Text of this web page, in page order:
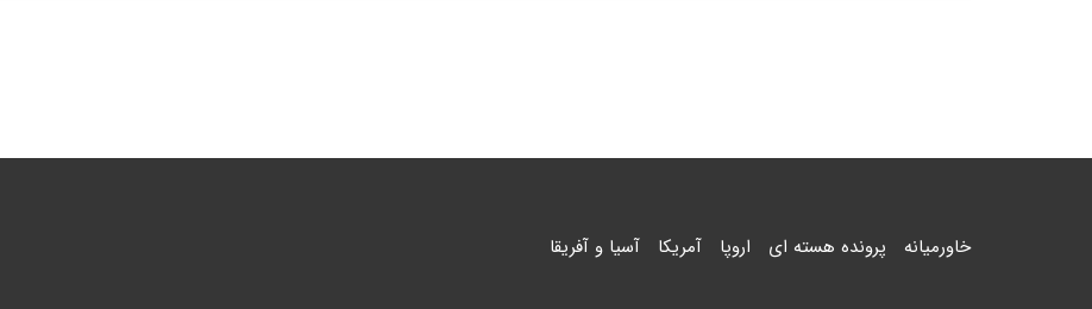
خاورمیانه پرونده هسته ای اروپا آمریکا آسیا و آفریقا